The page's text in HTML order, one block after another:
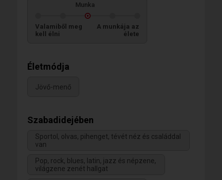
Munka
Valamiből meg
kell élni
A munkája az
élete
Életmódja
Jövő-menő
Szabadidejében
Sportol, olvas, pihenget, tévét néz és családdal
van
Pop, rock, blues, latin, jazz és népzene,
világzene zenét hallgat